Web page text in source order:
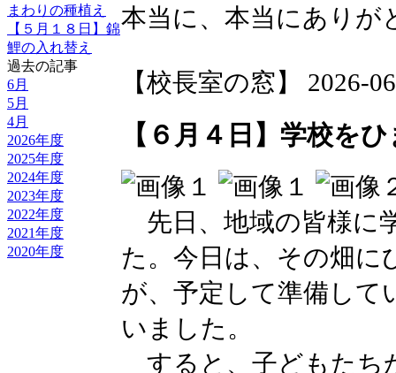
まわりの種植え
【５月１８日】錦
鯉の入れ替え
過去の記事
6月
5月
4月
2026年度
2025年度
2024年度
2023年度
2022年度
2021年度
2020年度
本当に、本当にありが
【校長室の窓】 2026-
【６月４日】学校を
先日、地域の皆様に
た。今日は、その畑
が、予定して準備して
いました。
すると、子どもたち